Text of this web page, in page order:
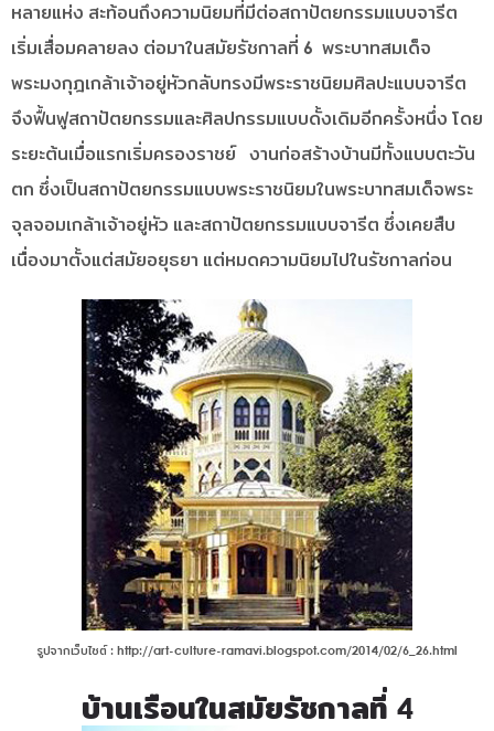
หลายแห่ง สะท้อนถึงความนิยมที่มีต่อสถาปัตยกรรมแบบจารีต
เริ่มเสื่อมคลายลง ต่อมาในสมัยรัชกาลที่ 6 พระบาทสมเด็จ
พระมงกุฎเกล้าเจ้าอยู่หัวกลับทรงมีพระราชนิยมศิลปะแบบจารีต
จึงฟื้นฟูสถาปัตยกรรมและศิลปกรรมแบบดั้งเดิมอีกครั้งหนึ่ง โดย
ระยะต้นเมื่อแรกเริ่มครองราชย์ งานก่อสร้างบ้านมีทั้งแบบตะวัน
ตก ซึ่งเป็นสถาปัตยกรรมแบบพระราชนิยมในพระบาทสมเด็จพระ
จุลจอมเกล้าเจ้าอยู่หัว และสถาปัตยกรรมแบบจารีต ซึ่งเคยสืบ
เนื่องมาตั้งแต่สมัยอยุธยา แต่หมดความนิยมไปในรัชกาลก่อน
รูปจากเว็บไซต์ : http://art-culture-ramavi.blogspot.com/2014/02/6_26.html
บ้านเรือนในสมัยรัชกาลที่ 4